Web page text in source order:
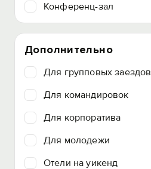
Конференц-зал
Дополнительно
Для групповых заездов
Для командировок
Для корпоратива
Для молодежи
Отели на уикенд